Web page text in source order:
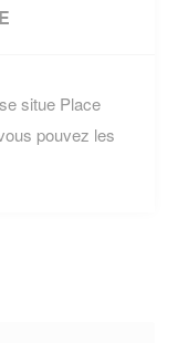
se situe Place
pouvez les